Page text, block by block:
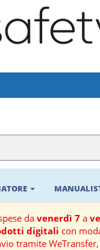
davenerdì 7a
digitali con
tramite